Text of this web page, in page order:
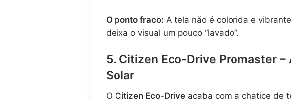
O ponto fraco: A tela não é colorida e
deixa o visual um pouco “lavado”.
5. Citizen Eco-Drive Promaster –
Solar
O Citizen Eco-Drive acaba com a chatice de